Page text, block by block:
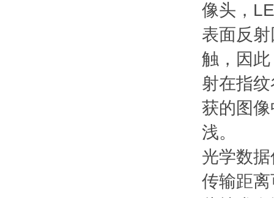
像头，
表面反
触，因
射在指
获的图
浅。
光学数
传输距